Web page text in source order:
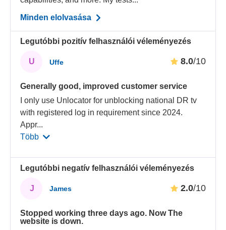
Minden elolvasása
Legutóbbi pozitív felhasználói véleményezés
U Uffe 8.0/10
Generally good, improved customer service
I only use Unlocator for unblocking national DR tv
with registered log in requirement since 2024.
Appr...
Több
Legutóbbi negatív felhasználói véleményezés
J James 2.0/10
Stopped working three days ago. Now The
website is down.